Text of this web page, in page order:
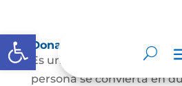
Abrir barra de herramientas
Donación
Es uno de los contratos
persona se convierta en